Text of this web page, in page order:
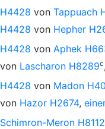
H4428 von Tappuach
H4428 von Hepher
H4428 von Aphek
von Lascharon H8289c,
H4428 von Madon
von Hazor H2674,
Schimron-Meron H8112